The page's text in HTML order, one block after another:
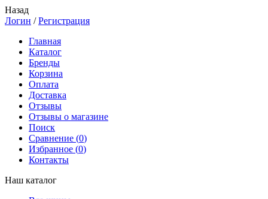
Назад
Логин /Регистрация
Главная
Каталог
Бренды
Корзина
Оплата
Доставка
Отзывы
Отзывы о магазине
Поиск
Сравнение (0)
Избранное (0)
Контакты
Наш каталог